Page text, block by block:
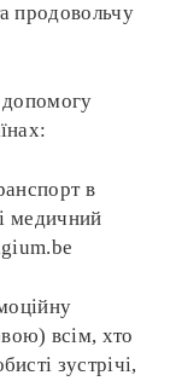
продовольчу
допомогу
в
і медичний
всім, хто
зустрічі,